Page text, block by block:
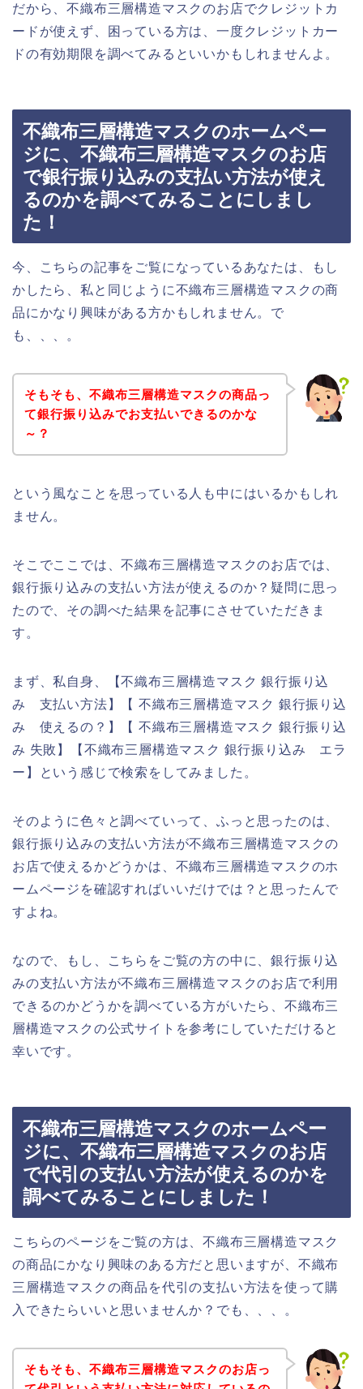
だから、不織布三層構造マスクのお店でクレジットカ
ードが使えず、困っている方は、一度クレジットカー
ドの有効期限を調べてみるといいかもしれませんよ。
不織布三層構造マスクのホームペー
ジに、不織布三層構造マスクのお店
で銀行振り込みの支払い方法が使え
るのかを調べてみることにしまし
た！
今、こちらの記事をご覧になっているあなたは、もし
かしたら、私と同じように不織布三層構造マスクの商
品にかなり興味がある方かもしれません。で
も、、、。
そもそも、不織布三層構造マスクの商品っ
て銀行振り込みでお支払いできるのかな
～？
という風なことを思っている人も中にはいるかもしれ
ません。
そこでここでは、不織布三層構造マスクのお店では、
銀行振り込みの支払い方法が使えるのか？疑問に思っ
たので、その調べた結果を記事にさせていただきま
す。
まず、私自身、【不織布三層構造マスク 銀行振り込
み 支払い方法】【 不織布三層構造マスク 銀行振り込
み 使えるの？】【 不織布三層構造マスク 銀行振り込
み 失敗】【不織布三層構造マスク 銀行振り込み エラ
ー】という感じで検索をしてみました。
そのように色々と調べていって、ふっと思ったのは、
銀行振り込みの支払い方法が不織布三層構造マスクの
お店で使えるかどうかは、不織布三層構造マスクのホ
ームページを確認すればいいだけでは？と思ったんで
すよね。
なので、もし、こちらをご覧の方の中に、銀行振り込
みの支払い方法が不織布三層構造マスクのお店で利用
できるのかどうかを調べている方がいたら、不織布三
層構造マスクの公式サイトを参考にしていただけると
幸いです。
不織布三層構造マスクのホームペー
ジに、不織布三層構造マスクのお店
で代引の支払い方法が使えるのかを
調べてみることにしました！
こちらのページをご覧の方は、不織布三層構造マスク
の商品にかなり興味のある方だと思いますが、不織布
三層構造マスクの商品を代引の支払い方法を使って購
入できたらいいと思いませんか？でも、、、。
そもそも、不織布三層構造マスクのお店っ